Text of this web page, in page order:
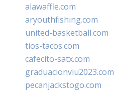
alawaffle.com
aryouthfishing.com
united-basketball.com
tios-tacos.com
cafecito-satx.com
graduacionviu2023.com
pecanjackstogo.com